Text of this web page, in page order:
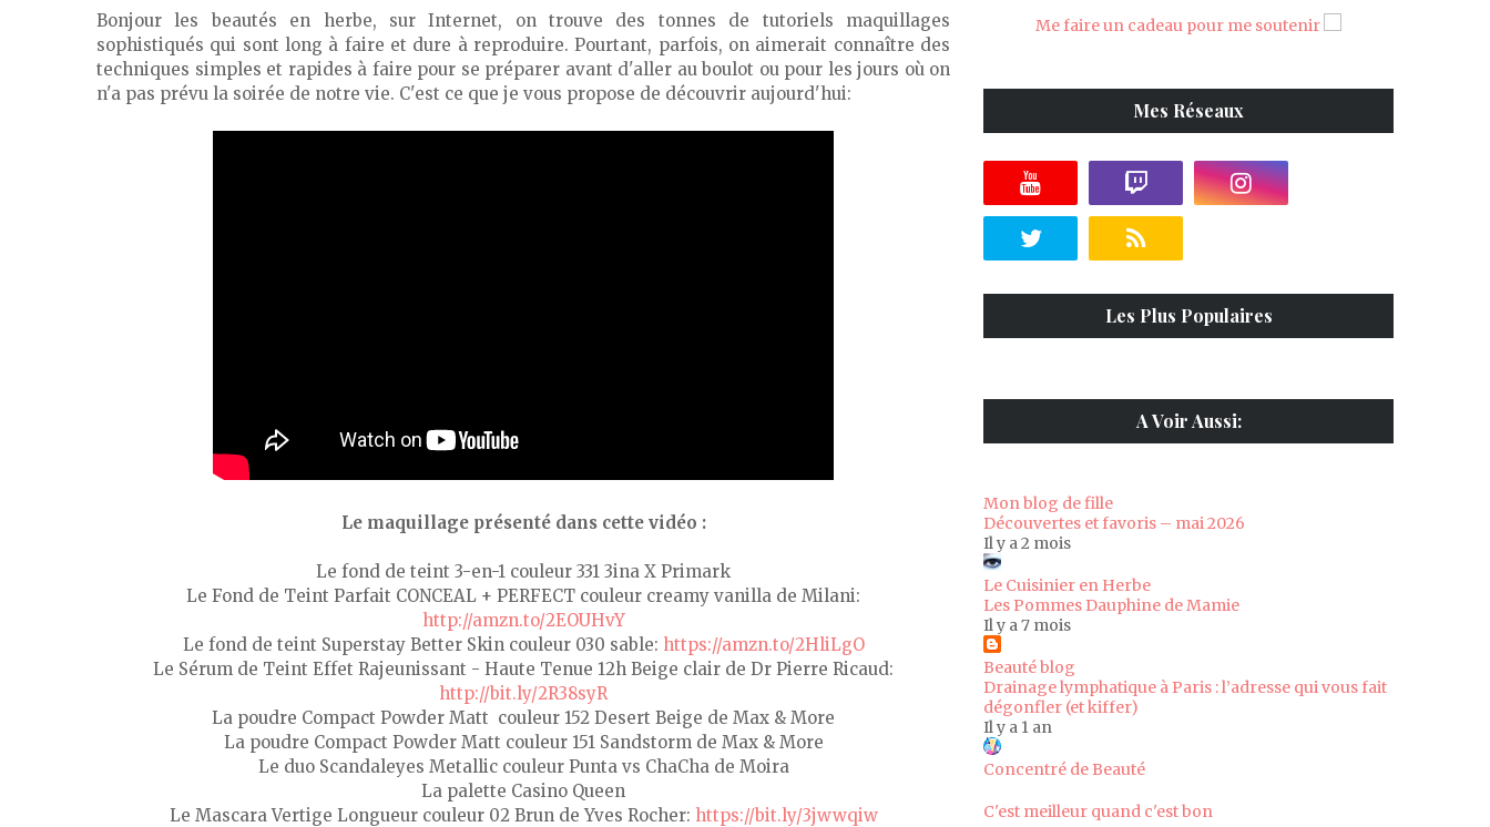
Bonjour les beautés en herbe, sur Internet, on trouve des tonnes de tutoriels maquillages
sophistiqués qui sont long à faire et dure à reproduire. Pourtant, parfois, on aimerait connaître des
techniques simples et rapides à faire pour se préparer avant d'aller au boulot ou pour les jours où on
n'a pas prévu la soirée de notre vie. C'est ce que je vous propose de découvrir aujourd'hui:
Le maquillage présenté dans cette vidéo :
Le fond de teint 3-en-1 couleur 331 3ina X Primark
Le Fond de Teint Parfait CONCEAL + PERFECT couleur creamy vanilla de Milani:
http://amzn.to/2EOUHvY
Le fond de teint Superstay Better Skin couleur 030 sable: https://amzn.to/2HliLgO
Le Sérum de Teint Effet Rajeunissant - Haute Tenue 12h Beige clair de Dr Pierre Ricaud:
http://bit.ly/2R38syR
La poudre Compact Powder Matt couleur 152 Desert Beige de Max & More
La poudre Compact Powder Matt couleur 151 Sandstorm de Max & More
Le duo Scandaleyes Metallic couleur Punta vs ChaCha de Moira
La palette Casino Queen
Le Mascara Vertige Longueur couleur 02 Brun de Yves Rocher: https://bit.ly/3jwwqiw
Me faire un cadeau pour me soutenir
Mes Réseaux
Les Plus Populaires
A Voir Aussi:
Mon blog de fille
Découvertes et favoris – mai 2026
Il y a 2 mois
Le Cuisinier en Herbe
Les Pommes Dauphine de Mamie
Il y a 7 mois
Beauté blog
Drainage lymphatique à Paris : l’adresse qui vous fait
dégonfler (et kiffer)
Il y a 1 an
Concentré de Beauté
C'est meilleur quand c'est bon